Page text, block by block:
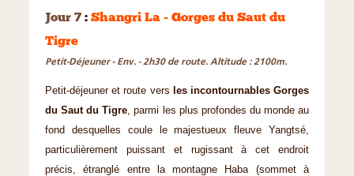
Jour 7 : Shangri La - Gorges du Saut du
Tigre
Petit-Déjeuner - Env. - 2h30 de route. Altitude : 2100m.
Petit-déjeuner et route vers
les incontournables Gorges
du Saut du Tigre, parmi les plus profondes du monde au
fond desquelles coule le majestueux fleuve Yangtsé,
particulièrement puissant et rugissant à cet endroit
précis, étranglé entre la montagne Haba (sommet à